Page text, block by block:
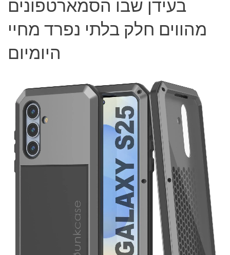
מהווים חלק בלתי נפרד מחיי
היומיום